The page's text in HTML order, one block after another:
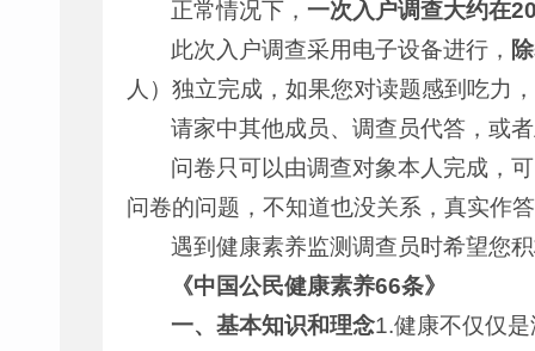
正常情况下， 一次入户调查大约在
此次入户调查采用电子设备进行，
人）独立完成，如果您对读题感到吃力
请家中其他成员、调查员代答，或
问卷只可以由调查对象本人完成，
问卷的问题，不知道也没关系，真实作
遇到健康素养监测调查员时希望您
《中国公民健康素养66条》
一、基本知识和理念1.健康不仅仅